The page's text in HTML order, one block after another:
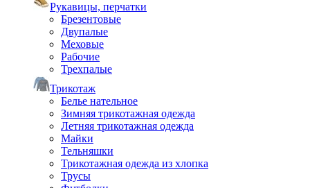
Рукавицы, перчатки
Брезентовые
Двупалые
Меховые
Рабочие
Трехпалые
Трикотаж
Белье нательное
Зимняя трикотажная одежда
Летняя трикотажная одежда
Майки
Тельняшки
Трикотажная одежда из хлопка
Трусы